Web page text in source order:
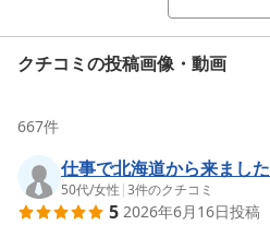
クチコミの投稿画像・動画
667件
仕事で北海道から来ました
50代/女性 |3件のクチコミ
5 2026年6月16日投稿